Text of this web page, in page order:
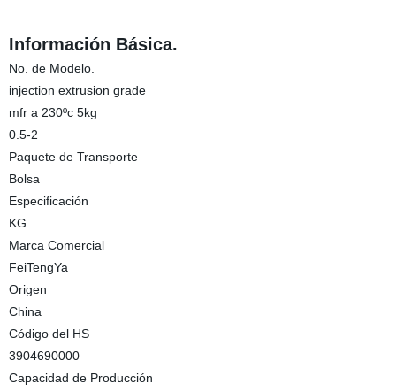
Información Básica.
No. de Modelo.
injection extrusion grade
mfr a 230ºc 5kg
0.5-2
Paquete de Transporte
Bolsa
Especificación
KG
Marca Comercial
FeiTengYa
Origen
China
Código del HS
3904690000
Capacidad de Producción